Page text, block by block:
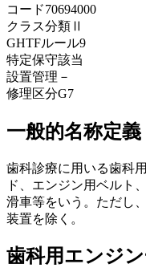
コード70694000
クラス分類 Ⅱ
GHTFルール9
特定保守該当
設置管理 －
修理区分G7
一般的名称定義
歯科診療に用いる歯科
ド、エンジン用ベルト
滑車等をいう。ただし
装置を除く。
歯科用エンジ